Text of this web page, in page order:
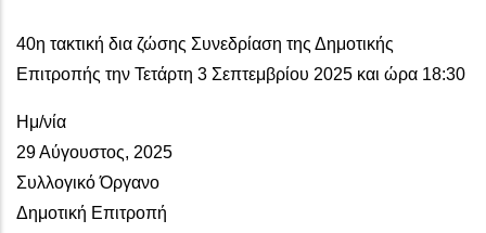
40η τακτική δια ζώσης Συνεδρίαση της Δημοτικής
Επιτροπής την Τετάρτη 3 Σεπτεμβρίου 2025 και ώρα 18:30
Ημ/νία
29 Αύγουστος, 2025
Συλλογικό Όργανο
Δημοτική Επιτροπή